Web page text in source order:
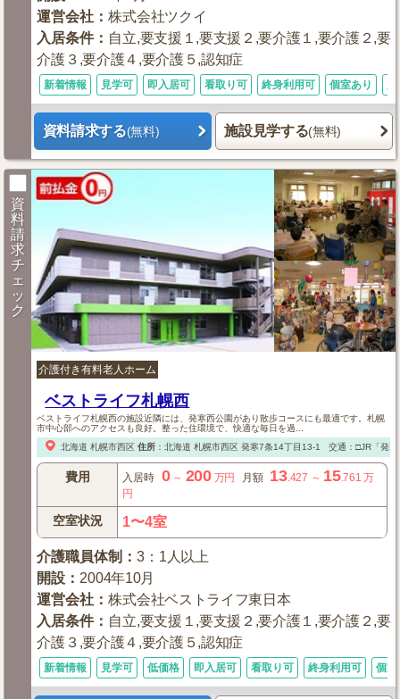
運営会社 ：株式会社ツクイ
入居条件： 自立,要支援１,要支援２,要介護１,要介護２,要
介護３,要介護４,要介護５,認知症
新着情報 見学可 即入居可 看取り可 終身利用可 個室あり
資料請求する(無料) 施設見学する(無料)
資
料
請
求
チ
ェ
ッ
ク
介護付き有料老人ホーム
ベストライフ札幌西
ベストライフ札幌西の施設近隣には、発寒西公園があり散歩コースにも最適です。札幌
市中心部へのアクセスも良好。整った住環境で、快適な毎日を過...
北海道 札幌市西区 住所： 北海道 札幌市西区発寒7条14丁目13-1 交通：□JR「発
費用 入居時 0～ 200 万円 月額 13.427 ～ 15.761 万
円
空室状況 1〜4室
介護職員体制 ：3：1人以上
開設 ： 2004年10月
運営会社 ：株式会社ベストライフ東日本
入居条件： 自立,要支援１,要支援２,要介護１,要介護２,要
介護３,要介護４,要介護５,認知症
新着情報 見学可 低価格 即入居可 看取り可 終身利用可 個室